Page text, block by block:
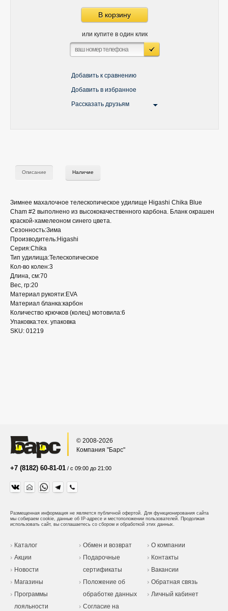
В корзину
или купите в один клик
Добавить к сравнению
Добавить в избранное
Рассказать друзьям
Описание Наличие
Зимнее махалочное телескопическое удилище Higashi Chika Blue
Cham #2 выполнено из высококачественного карбона. Бланк окрашен
краской-хамелеоном синего цвета.
Сезонность:Зима
Производитель:Higashi
Серия:Chika
Тип удилища:Телескопическое
Кол-во колен:3
Длина, см:70
Вес, гр:20
Материал рукояти:EVA
Материал бланка:карбон
Количество крючков (колец) мотовила:6
Упаковка:тех. упаковка
SKU: 01219
© 2008-2026
Компания "Барс"
+7 (8182) 60-81-01 / с 09:00 до 21:00
Размещенная информация не является публичной офертой. Для функционирования сайта
мы собираем cookie, данные об IP-адресе и местоположении пользователей. Продолжая
использовать сайт, вы соглашаетесь со сбором и обработкой этих данных.
Каталог
Акции
Новости
Магазины
Программы
лояльности
Обмен и возврат
Подарочные
сертификаты
Положение об
обработке данных
Согласие на
О компании
Контакты
Вакансии
Обратная связь
Личный кабинет